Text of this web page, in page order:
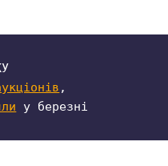
,
у березні